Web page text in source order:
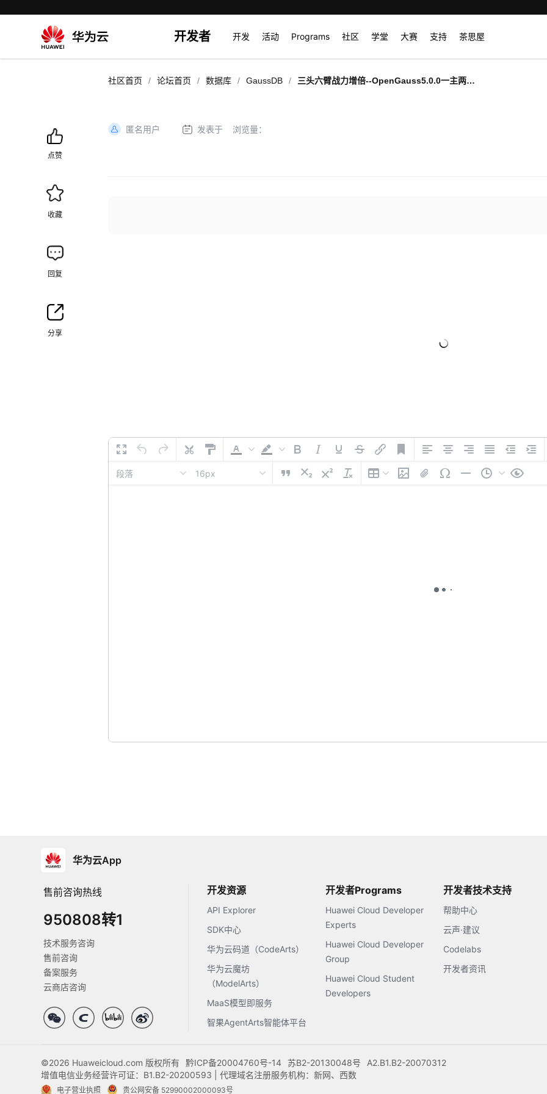
开发者 开发 活动 Programs 社区 学堂 大赛 支持 茶思屋
社区首页 / 论坛首页 / 数据库 / GaussDB /
三头六臂战力增倍--OpenGauss5.0.0一主两备
点赞
收藏
回复
分享
匿名用户 发表于 浏览量：
段落 16px
华为云App
售前咨询热线
950808转1
技术服务咨询
售前咨询
备案服务
云商店咨询
开发资源
API Explorer
SDK中心
华为云码道（CodeArts）
华为云魔坊
（ModelArts）
MaaS模型即服务
智果AgentArts智能体平台
开发者Programs
Huawei Cloud Developer
Experts
Huawei Cloud Developer
Group
Huawei Cloud Student
Developers
开发者技术支持
帮助中心
云声·建议
Codelabs
开发者资讯
©2026 Huaweicloud.com 版权所有 黔ICP备20004760号-14 苏B2-20130048号
A2.B1.B2-20070312
增值电信业务经营许可证：B1.B2-20200593 | 代理域名注册服务机构：新网、西数
电子营业执照 贵公网安备 52990002000093号